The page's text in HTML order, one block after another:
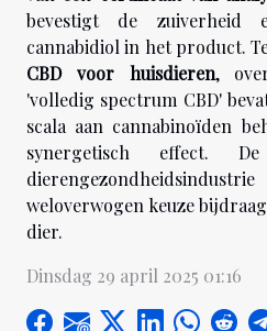
bevestigt de zuiverheid
cannabidiol in het product.
CBD voor huisdieren,
'volledig spectrum CBD'
scala aan cannabinoïden
synergetisch effect.
weloverwogen keuze
dier.
Dinsdag 29 april 2025 01:16